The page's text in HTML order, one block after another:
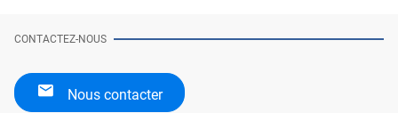
CONTACTEZ-NOUS
Nous contacter